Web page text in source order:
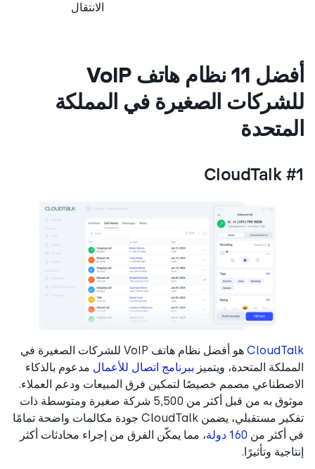
الانتقال
أفضل 11 نظام هاتف VoIP
الصغيرة في المملكة
هو أفضل نظام هاتف VoIP للشركات الصغيرة في
المتحدة، ويتميزببرنامج اتصال للأعمالمدعوم بالذكاء
مصمم خصيصًا لتمكين فرق المبيعات ودعم العملاء.
موثوق به من قبل أكثر من 5,500 شركة صغيرة ومتوسطة ذات
تفكير مستقبلي، يضمن CloudTalk جودة مكالمات واضحة تمامًا
أكثر من 160 دولة
، مما يمكّن الفرق من إجراء محادثات أكثر
وتأثيرًا.